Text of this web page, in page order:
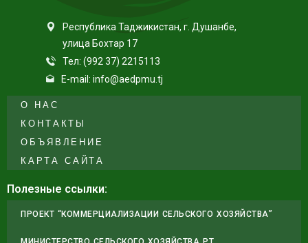
Республика Таджикистан, г. Душанбе,
улица Бохтар 17
Тел: (992 37) 2215113
E-mail: info@aedpmu.tj
О НАС
КОНТАКТЫ
ОБЪЯВЛЕНИЕ
КАРТА САЙТА
Полезные ссылки:
ПРОЕКТ “КОММЕРЦИАЛИЗАЦИИ СЕЛЬСКОГО ХОЗЯЙСТВА”